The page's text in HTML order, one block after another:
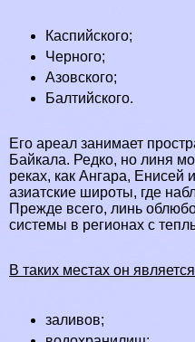
Каспийского;
Черного;
Азовского;
Балтийского.
Его ареал занимает
Байкала. Редко, но линя
реках, как Ангара, Енисей
азиатские широты, где
Прежде всего, линь
системы в регионах с
В таких местах он
заливов;